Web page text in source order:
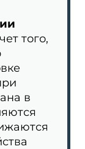
того,
в